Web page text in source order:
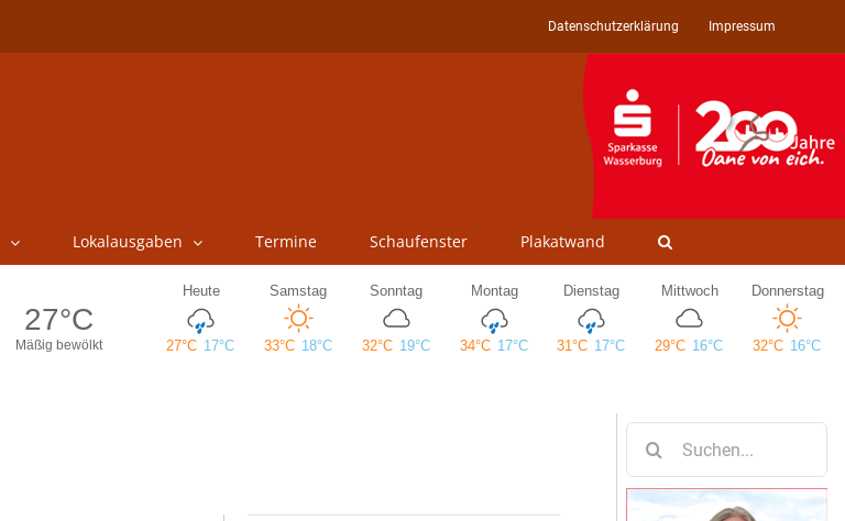
Datenschutzerklärung Impressum
Lokalausgaben Termine Schaufenster Plakatwand
nach: